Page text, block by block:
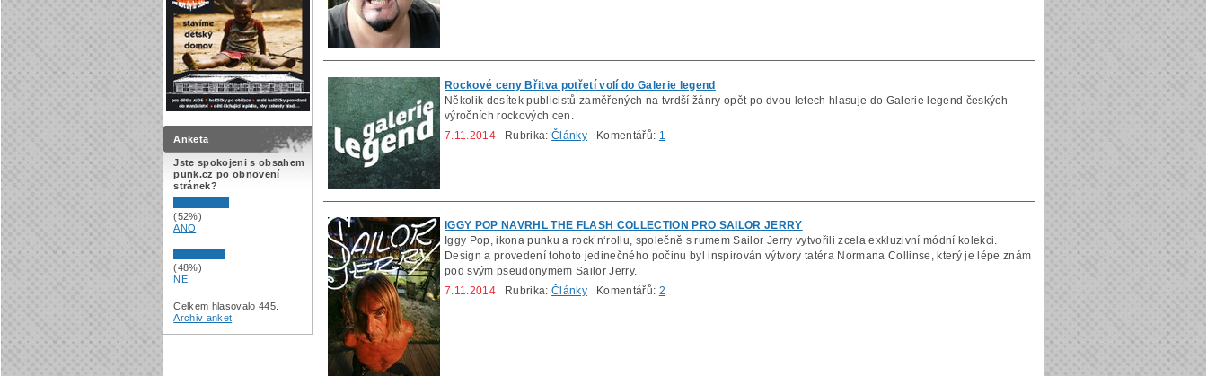
Rockové ceny Břitva potřetí volí do Galerie legend
Několik desítek publicistů zaměřených na tvrdší žánry opět po dvou letech hlasuje do Galerie legend českých
výročních rockových cen.
7.11.2014 Rubrika:Články Komentářů: 1
IGGY POP NAVRHL THE FLASH COLLECTION PRO SAILOR JERRY
Iggy Pop, ikona punku a rock’n‘rollu, společně s rumem Sailor Jerry vytvořili zcela exkluzivní módní kolekci.
Design a provedení tohoto jedinečného počinu byl inspirován výtvory tatéra Normana Collinse, který je lépe znám
pod svým pseudonymem Sailor Jerry.
7.11.2014 Rubrika:Články Komentářů: 2
Anketa
Jste spokojeni s obsahem
punk.cz po obnovení
stránek?
(52%)
ANO
(48%)
NE
Celkem hlasovalo 445.
Archiv anket